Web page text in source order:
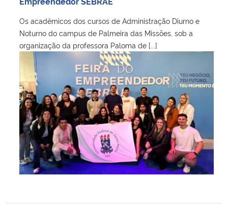
Os acadêmicos dos cursos de Administração Diurno e
Noturno do campus de Palmeira das Missões, sob a
organização da professora Paloma de [...]